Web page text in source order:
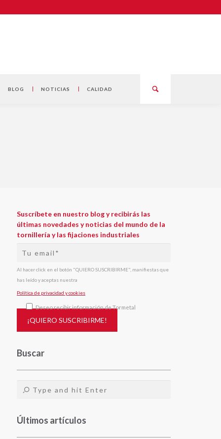
BLOG NOTICIAS CALIDAD
Suscríbete en nuestro blog y recibirás las
últimas novedades y noticias del mundo de la
tornillería y las fijaciones industriales
Al hacer click en el botón "QUIERO SUSCRIBIRME", manifiestas que
has leído y aceptas nuestra
Política de privacidad y cookies
Deseo recibir información de Tormetal
Buscar
Últimos artículos